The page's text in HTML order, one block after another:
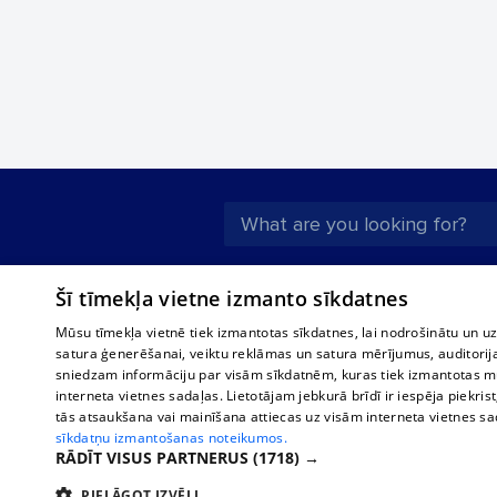
About us
For business
Tariffs
Privacy policy
Cookie settings
Bus
Train
Šī tīmekļa vietne izmanto sīkdatnes
Mūsu tīmekļa vietnē tiek izmantotas sīkdatnes, lai nodrošinātu un
satura ģenerēšanai, veiktu reklāmas un satura mērījumus,
sniedzam informāciju par visām sīkdatnēm, kuras tiek izmantotas
interneta vietnes sadaļas. Lietotājam jebkurā brīdī ir iespēja
tās atsaukšana vai mainīšana attiecas uz visām interneta vietnes
sīkdatņu izmantošanas noteikumos.
RĀDĪT VISUS PARTNERUS (1718) →